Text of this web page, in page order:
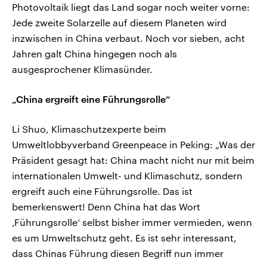
Photovoltaik liegt das Land sogar noch weiter vorne:
Jede zweite Solarzelle auf diesem Planeten wird
inzwischen in China verbaut. Noch vor sieben, acht
Jahren galt China hingegen noch als
ausgesprochener Klimasünder.
„China ergreift eine Führungsrolle“
Li Shuo, Klimaschutzexperte beim
Umweltlobbyverband Greenpeace in Peking: „Was der
Präsident gesagt hat: China macht nicht nur mit beim
internationalen Umwelt- und Klimaschutz, sondern
ergreift auch eine Führungsrolle. Das ist
bemerkenswert! Denn China hat das Wort
‚Führungsrolle‘ selbst bisher immer vermieden, wenn
es um Umweltschutz geht. Es ist sehr interessant,
dass Chinas Führung diesen Begriff nun immer